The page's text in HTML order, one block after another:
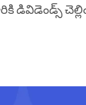
డివిడెండ్స్